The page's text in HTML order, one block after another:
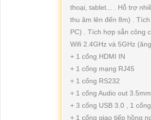
thoại, tablet... . Hỗ trợ
thu âm lên đến 8m) .
PC) . Tích hợp sẵn công
Wifi 2.4GHz và 5GHz
+ 1 cổng HDMI IN
+ 1 cổng mạng RJ45
+ 1 cổng RS232
+ 1 cổng Audio out 3.5mm
+ 3 cổng USB 3.0 , 1
+ 1 cổng giao tiếp hồng